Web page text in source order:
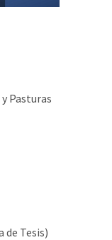
Pasturas
de Tesis)